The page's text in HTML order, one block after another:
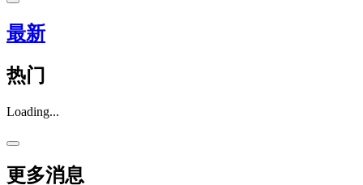
最新
热门
Loading...
更多消息